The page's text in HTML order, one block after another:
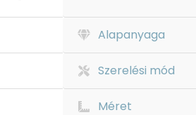
Alapanyaga
Szerelési mód
Méret